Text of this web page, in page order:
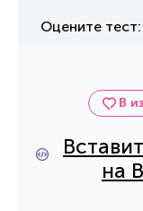
Оцените тест:
В
на